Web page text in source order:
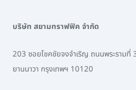
บริษัท สยามทราฟฟิค จำกัด
203 ซอยโชคชัยจงจำเริญ ถนนพระรามที่
ยานนาวา กรุงเทพฯ 10120